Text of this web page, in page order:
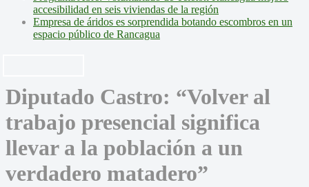
accesibilidad en seis viviendas de la región
Empresa de áridos es sorprendida botando escombros en un
espacio público de Rancagua
Diputado Castro: “Volver al
trabajo presencial significa
llevar a la población a un
verdadero matadero”